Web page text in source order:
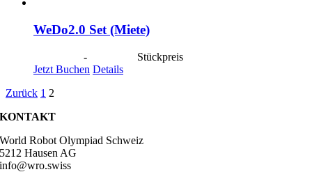
WeDo2.0 Set (Miete)
-
Stückpreis
Jetzt Buchen Details
Zurück 1 2
KONTAKT
World Robot Olympiad Schweiz
5212 Hausen AG
info@wro.swiss